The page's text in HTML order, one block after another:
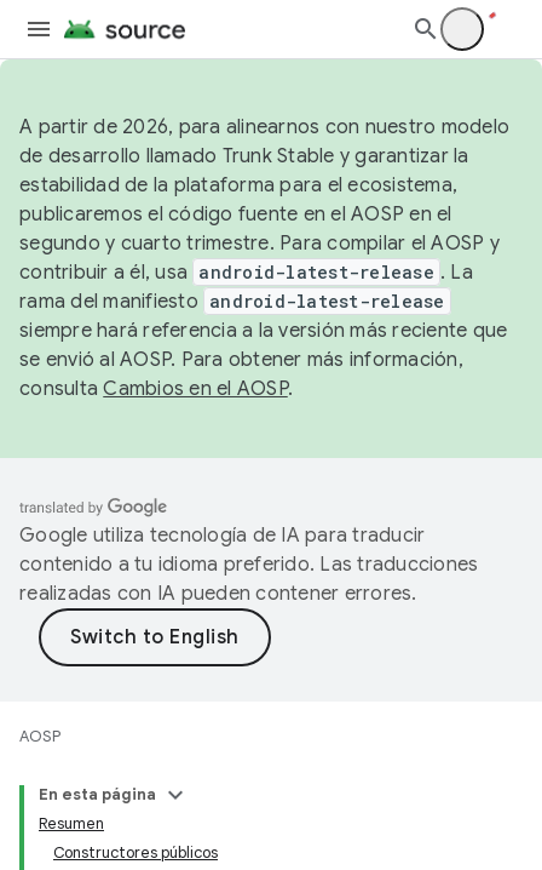
A partir de 2026, para alinearnos con nuestro modelo
de desarrollo llamado Trunk Stable y garantizar la
estabilidad de la plataforma para el ecosistema,
publicaremos el código fuente en el AOSP en el
segundo y cuarto trimestre. Para compilar el AOSP y
contribuir a él, usa android-latest-release . La
rama del manifiesto android-latest-release
siempre hará referencia a la versión más reciente que
se envió al AOSP. Para obtener más información,
consultaCambios en el AOSP.
Google utiliza tecnología de IA para traducir
contenido a tu idioma preferido. Las traducciones
realizadas con IA pueden contener errores.
AOSP
En esta página
Resumen
Constructores públicos